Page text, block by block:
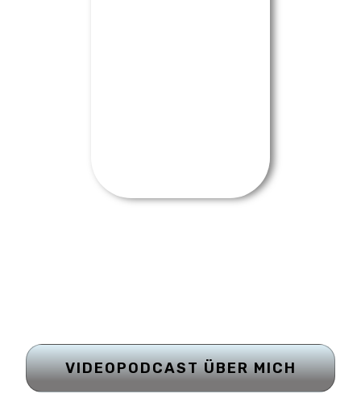
VIDEOPODCAST ÜBER MICH